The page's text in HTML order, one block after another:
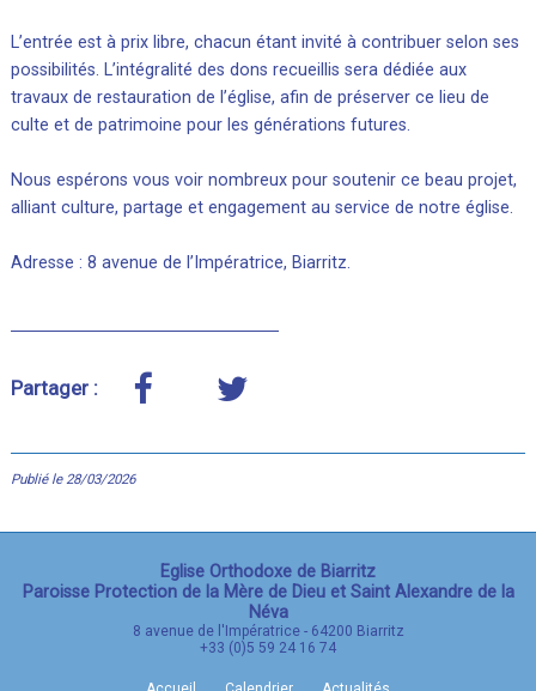
L’entrée est à prix libre, chacun étant invité à contribuer selon ses
possibilités. L’intégralité des dons recueillis sera dédiée aux
travaux de restauration de l’église, afin de préserver ce lieu de
culte et de patrimoine pour les générations futures.
Nous espérons vous voir nombreux pour soutenir ce beau projet,
alliant culture, partage et engagement au service de notre église.
Adresse : 8 avenue de l’Impératrice, Biarritz.
Partager :
Publié le 28/03/2026
Eglise Orthodoxe de Biarritz
Paroisse Protection de la Mère de Dieu et Saint Alexandre de la
Néva
8 avenue de l'Impératrice- 64200 Biarritz
+33 (0)5 59 24 16 74